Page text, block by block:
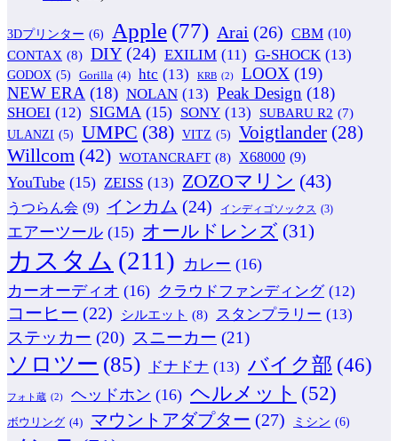
3Dプリンター (6) Apple (77) Arai (26) CBM (10)
CONTAX (8) DIY (24) EXILIM (11) G-SHOCK (13)
GODOX (5) Gorilla (4) htc (13) KRB (2) LOOX (19)
NEW ERA (18) NOLAN (13) Peak Design (18)
SHOEI (12) SIGMA (15) SONY (13) SUBARU R2 (7)
ULANZI (5) UMPC (38) VITZ (5) Voigtlander (28)
Willcom (42) WOTANCRAFT (8) X68000 (9)
YouTube (15) ZEISS (13) ZOZOマリン (43)
うつらん会 (9) インカム (24) インディゴソックス (3)
エアーツール (15) オールドレンズ (31)
カスタム (211) カレー (16)
カーオーディオ (16) クラウドファンディング (12)
コーヒー (22) シルエット (8) スタンプラリー (13)
ステッカー (20) スニーカー (21)
ソロツー (85) ドナドナ (13) バイク部 (46)
フォト蔵 (2) ヘッドホン (16) ヘルメット (52)
ボウリング (4) マウントアダプター (27) ミシン (6)